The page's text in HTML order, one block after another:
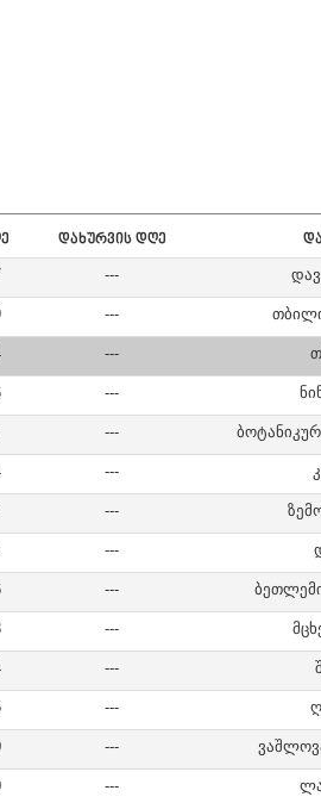
ᲓᲐᲮᲣᲠᲕᲘᲡ ᲓᲦᲔ
---
---
---
---
---
---
---
---
---
---
---
---
---
---